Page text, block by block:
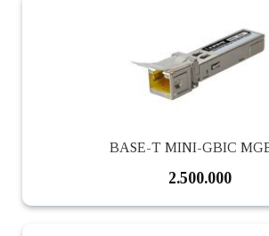
BASE-T MINI-GBIC
2.500.000